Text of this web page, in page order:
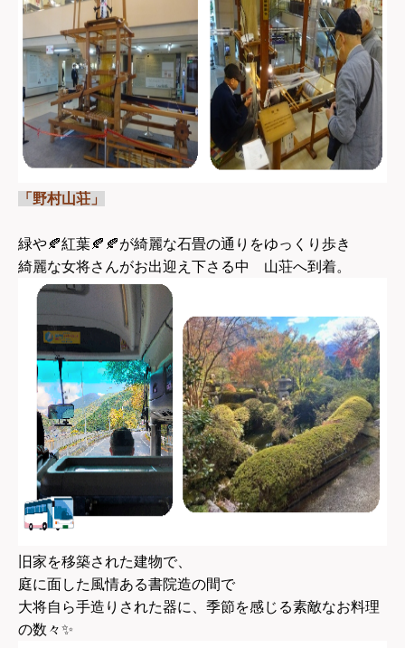
「野村山荘」
緑や🍂紅葉🍂🍂が綺麗な石畳の通りをゆっくり歩き
綺麗な女将さんがお出迎え下さる中 山荘へ到着。
旧家を移築された建物で、
庭に面した風情ある書院造の間で
大将自ら手造りされた器に、季節を感じる素敵なお料理
の数々✨